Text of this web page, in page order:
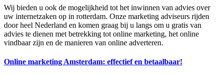
Wij bieden u ook de mogelijkheid tot het inwinnen van advies over
uw internetzaken op in rotterdam. Onze marketing adviseurs rijden
door heel Nederland en komen graag bij u langs om u gratis van
advies te dienen met betrekking tot online marketing, het online
vindbaar zijn en de manieren van online adverteren.
Online marketing Amsterdam: effectief en betaalbaar!